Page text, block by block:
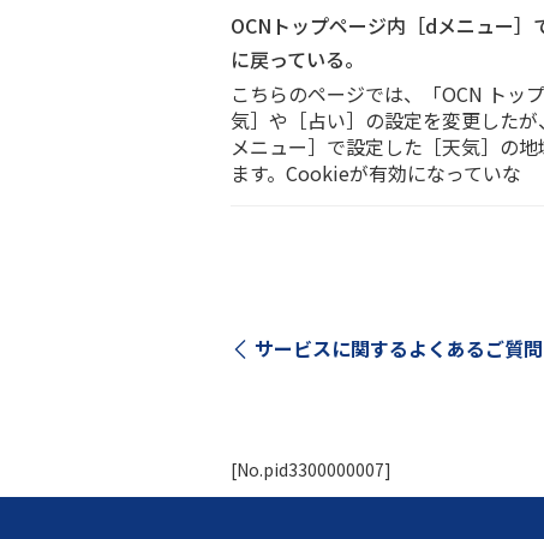
OCNトップページ内［dメニュー
に戻っている。
こちらのページでは、「OCN トッ
気］や［占い］の設定を変更した
メニュー］で設定した［天気］の
ます。Cookieが有効になっていな
サービスに関するよくあるご質
[No.pid3300000007]